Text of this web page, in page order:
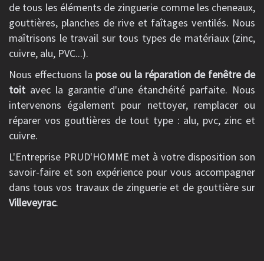
de tous les éléments de zinguerie comme les cheneaux,
gouttières, planches de rive et faîtages ventilés. Nous
maîtrisons le travail sur tous types de matériaux (zinc,
cuivre, alu, PVC...).
Nous effectuons la pose ou la réparation de fenêtre de
toit avec la garantie d'une étanchéité parfaite. Nous
intervenons également pour nettoyer, remplacer ou
réparer vos gouttières de tout type : alu, pvc, zinc et
cuivre.
L'Entreprise PRUD'HOMME met à votre disposition son
savoir-faire et son expérience pour vous accompagner
dans tous vos travaux de zinguerie et de gouttière sur
Villeveyrac.